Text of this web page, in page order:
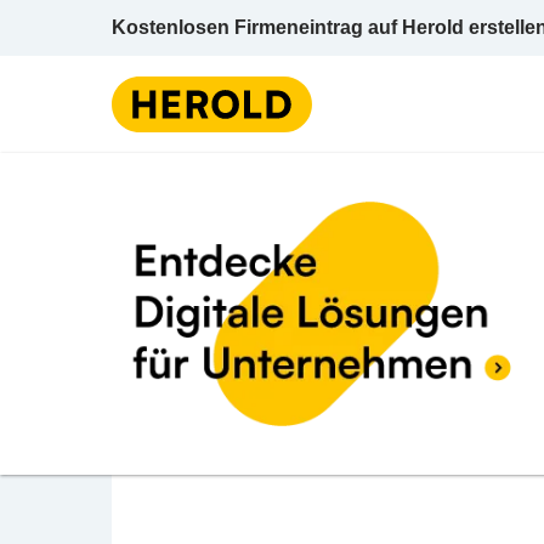
Kostenlosen Firmeneintrag auf Herold
BEWERTUNG ABGEBEN
Kaltenbrunnen 1024 6863 Egg Bregenz
Wasserwerke